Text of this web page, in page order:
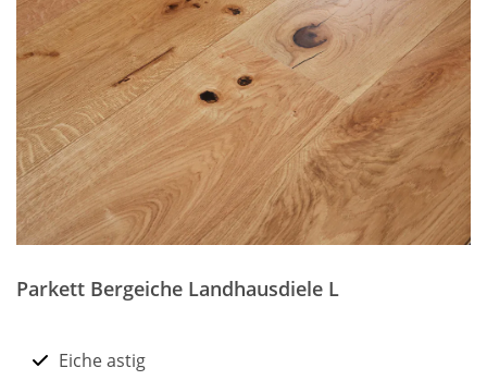
Bildergalerie
springen
der
Parkett Bergeiche Landhausdiele L
Eiche astig